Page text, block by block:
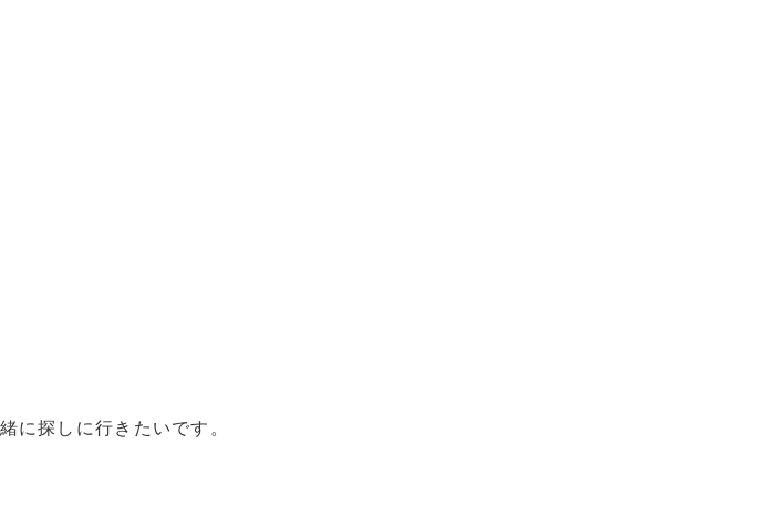
に探しに行きたいです。